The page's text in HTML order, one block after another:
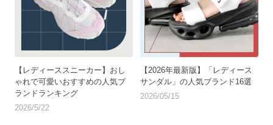
【レディーススニーカー】おし
ゃれで可愛いおすすめの人気ブ
ランドランキング
2026/5/22
【2026年最新版】「レディース
サンダル」の人気ブランド16選
2026/05/15